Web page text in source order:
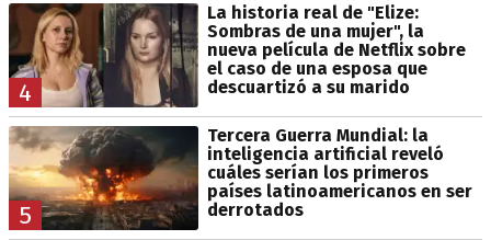
4
La historia real de "Elize:
Sombras de una mujer", la
nueva película de Netflix sobre
el caso de una esposa que
descuartizó a su marido
5
Tercera Guerra Mundial: la
inteligencia artificial reveló
cuáles serían los primeros
países latinoamericanos en ser
derrotados